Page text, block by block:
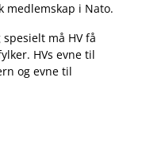
medlemskap i Nato.
må HV få
HVs evne til
og evne til